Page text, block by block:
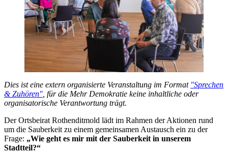
Dies ist eine extern organisierte Veranstaltung im Format "Sprechen
& Zuhören" , für die Mehr Demokratie keine inhaltliche oder
organisatorische Verantwortung trägt.
Der Ortsbeirat Rothenditmold lädt im Rahmen der Aktionen rund
um die Sauberkeit zu einem gemeinsamen Austausch ein zu der
Frage: „Wie geht es mir mit der Sauberkeit in unserem
Stadtteil?“